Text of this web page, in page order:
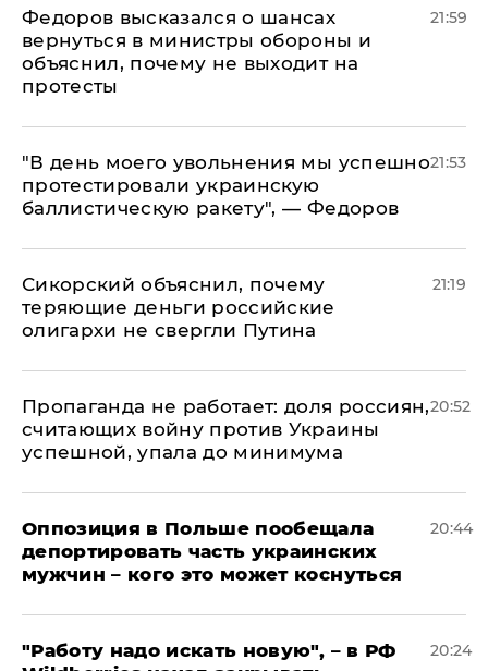
Федоров высказался о шансах
вернуться в министры обороны и
объяснил, почему не выходит на
протесты
21:59
​"В день моего увольнения мы успешно
протестировали украинскую
баллистическую ракету", — Федоров
21:53
Сикорский объяснил, почему
теряющие деньги российские
олигархи не свергли Путина
21:19
​Пропаганда не работает: доля россиян,
считающих войну против Украины
успешной, упала до минимума
20:52
Оппозиция в Польше пообещала
депортировать часть украинских
мужчин – кого это может коснуться
20:44
"Работу надо искать новую", – в РФ
20:24